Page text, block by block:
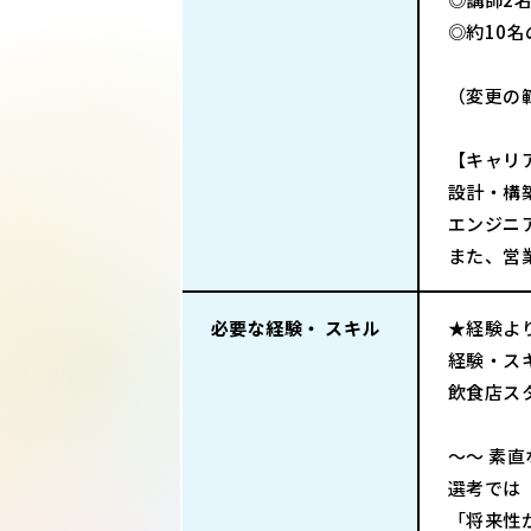
◎約10名
（変更
【キャ
設計・構
エンジニ
また、営
必要な経験・ スキル
★経験よ
経験・ス
飲食店ス
～～ 素
選考では
「将来